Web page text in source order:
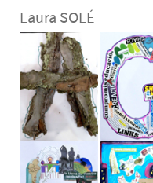
Laura SOLÉ